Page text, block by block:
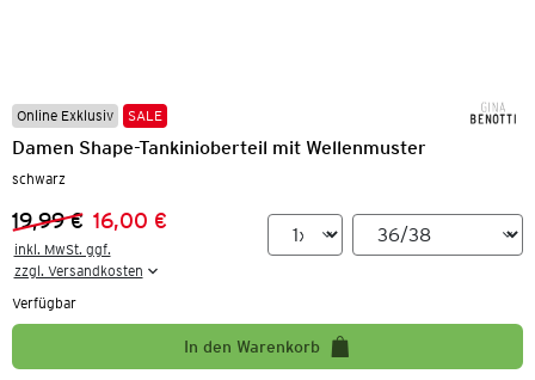
Online Exklusiv SALE
Damen Shape-Tankinioberteil mit Wellenmuster
schwarz
Vorheriger Preis:
19,99 €
Neuer Preis:
16,00 €
inkl. MwSt. ggf.
zzgl. Versandkosten
Verfügbar
In den Warenkorb